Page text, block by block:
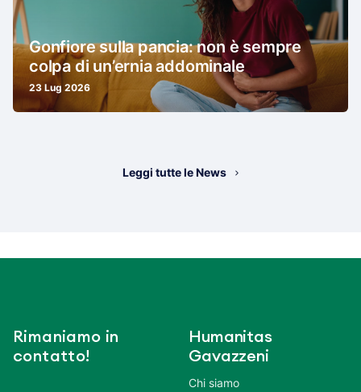
Gonfiore sulla pancia: non è sempre
colpa di un’ernia addominale
23 Lug 2026
Leggi tutte le News
Rimaniamo in
contatto!
Humanitas
Gavazzeni
Chi siamo